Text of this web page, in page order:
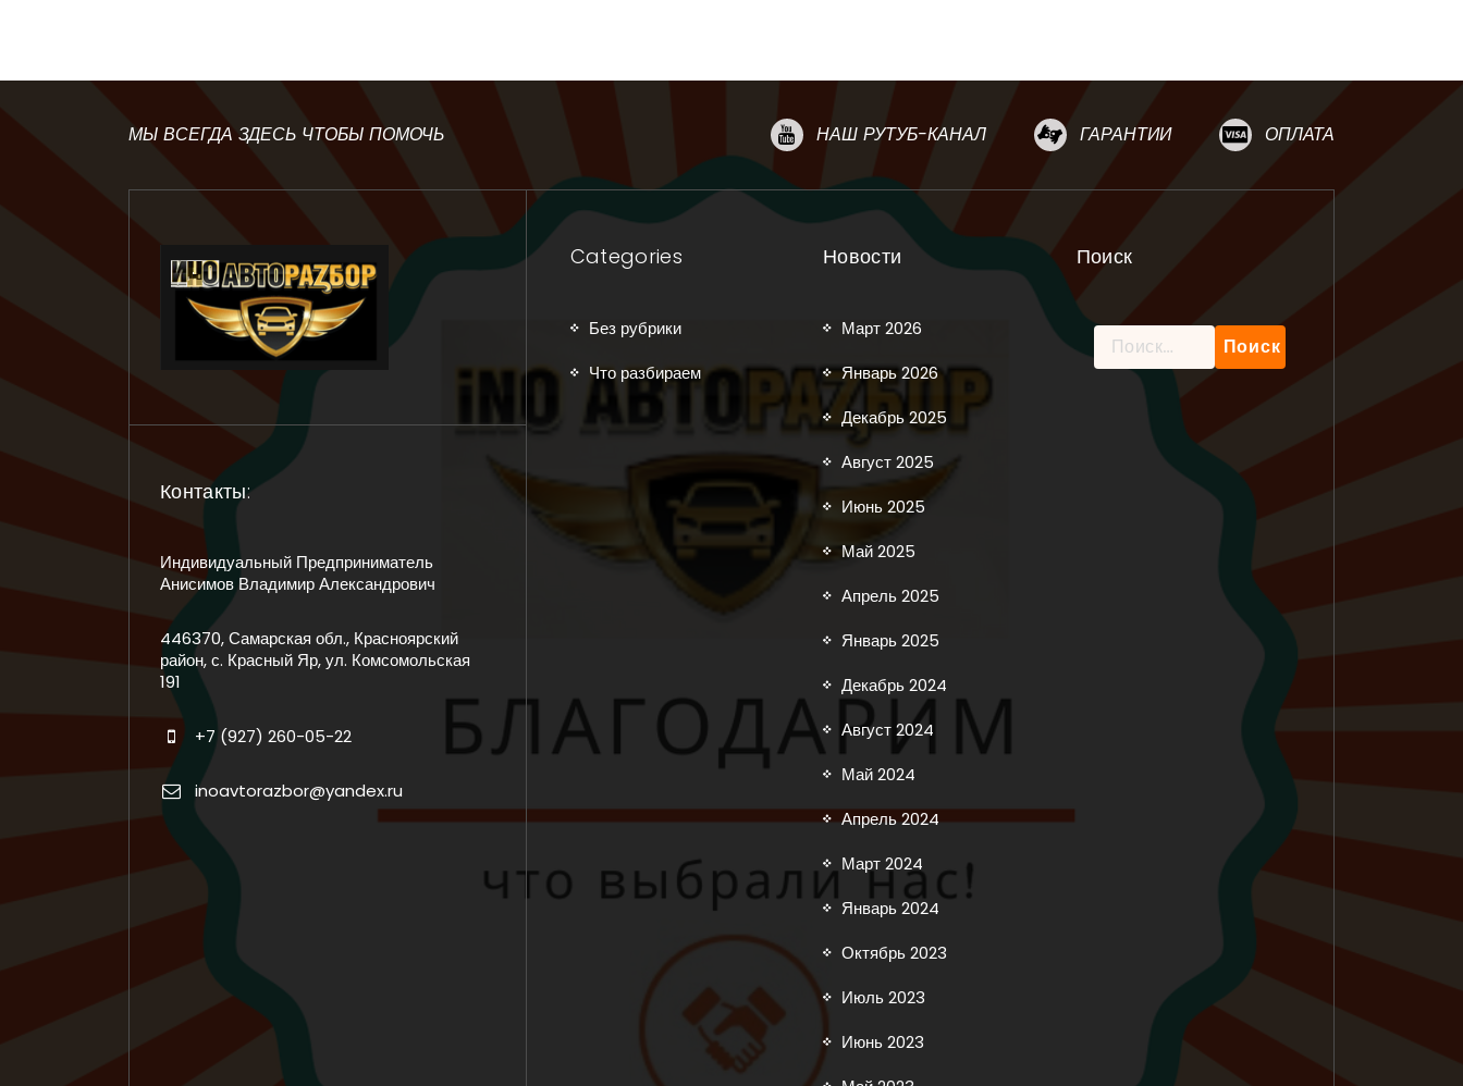
МЫ ВСЕГДА ЗДЕСЬ ЧТОБЫ ПОМОЧЬ НАШ РУТУБ-КАНАЛ ГАРАНТИИ ОПЛАТА
Контакты:
Индивидуальный Предприниматель
Анисимов Владимир Александрович
446370, Самарская обл., Красноярский
район, с. Красный Яр, ул. Комсомольская
191
+7 (927) 260-05-22
inoavtorazbor@yandex.ru
Categories
Без рубрики
Что разбираем
Новости
Март 2026
Январь 2026
Декабрь 2025
Август 2025
Июнь 2025
Май 2025
Апрель 2025
Январь 2025
Декабрь 2024
Август 2024
Май 2024
Апрель 2024
Март 2024
Январь 2024
Октябрь 2023
Июль 2023
Июнь 2023
Поиск
Найти: